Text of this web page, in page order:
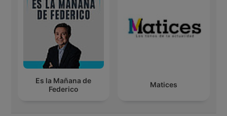
Es la Mañana de
Federico
Matices